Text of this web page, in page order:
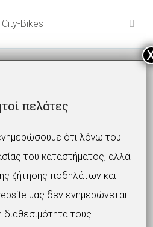
πελάτες
ότι λόγω του
του καταστήματος, αλλά
ζήτησης ποδηλάτων και
μας δεν ενημερώνεται
διαθεσιμότητα τους.